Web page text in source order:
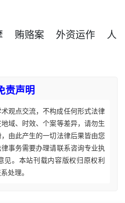
贿赂案 外资运作
人
责声明
观点交流，不构成任何形式法律
域、时效、个案等差异，请勿生
由此产生的一切法律后果皆由您
事务需要办理请联系咨询专业执
见。本站刊载内容版权归原权利
处理。